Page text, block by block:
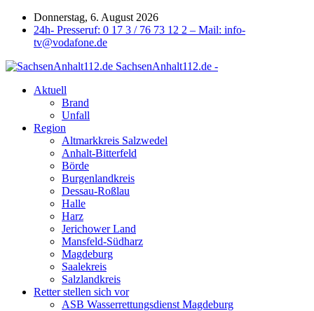
Donnerstag, 6. August 2026
24h- Presseruf: 0 17 3 / 76 73 12 2 – Mail: info-
tv@vodafone.de
SachsenAnhalt112.de -
Aktuell
Brand
Unfall
Region
Altmarkkreis Salzwedel
Anhalt-Bitterfeld
Börde
Burgenlandkreis
Dessau-Roßlau
Halle
Harz
Jerichower Land
Mansfeld-Südharz
Magdeburg
Saalekreis
Salzlandkreis
Retter stellen sich vor
ASB Wasserrettungsdienst Magdeburg